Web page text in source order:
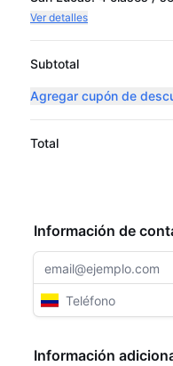
Ver detalles
Subtotal
Agregar cupón de
Total
Información de
Información